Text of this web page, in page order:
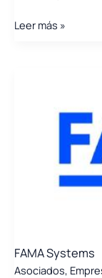
Exclusivas
Leer más »
FAMA Systems
Asociados,